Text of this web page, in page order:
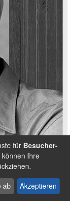
für Besucher-
Ihre
ab Akzeptieren